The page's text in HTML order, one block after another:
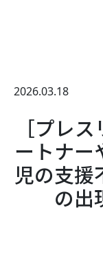
2026.03.18
［プレ
ートナー
児の支援
の出